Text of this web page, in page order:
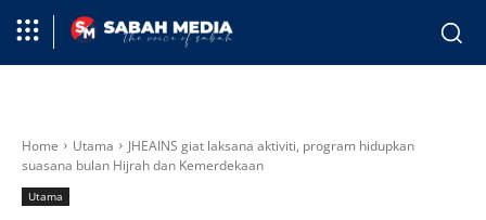
Home Utama
JHEAINS giat laksana aktiviti, program hidupkan
suasana bulan Hijrah dan Kemerdekaan
Utama